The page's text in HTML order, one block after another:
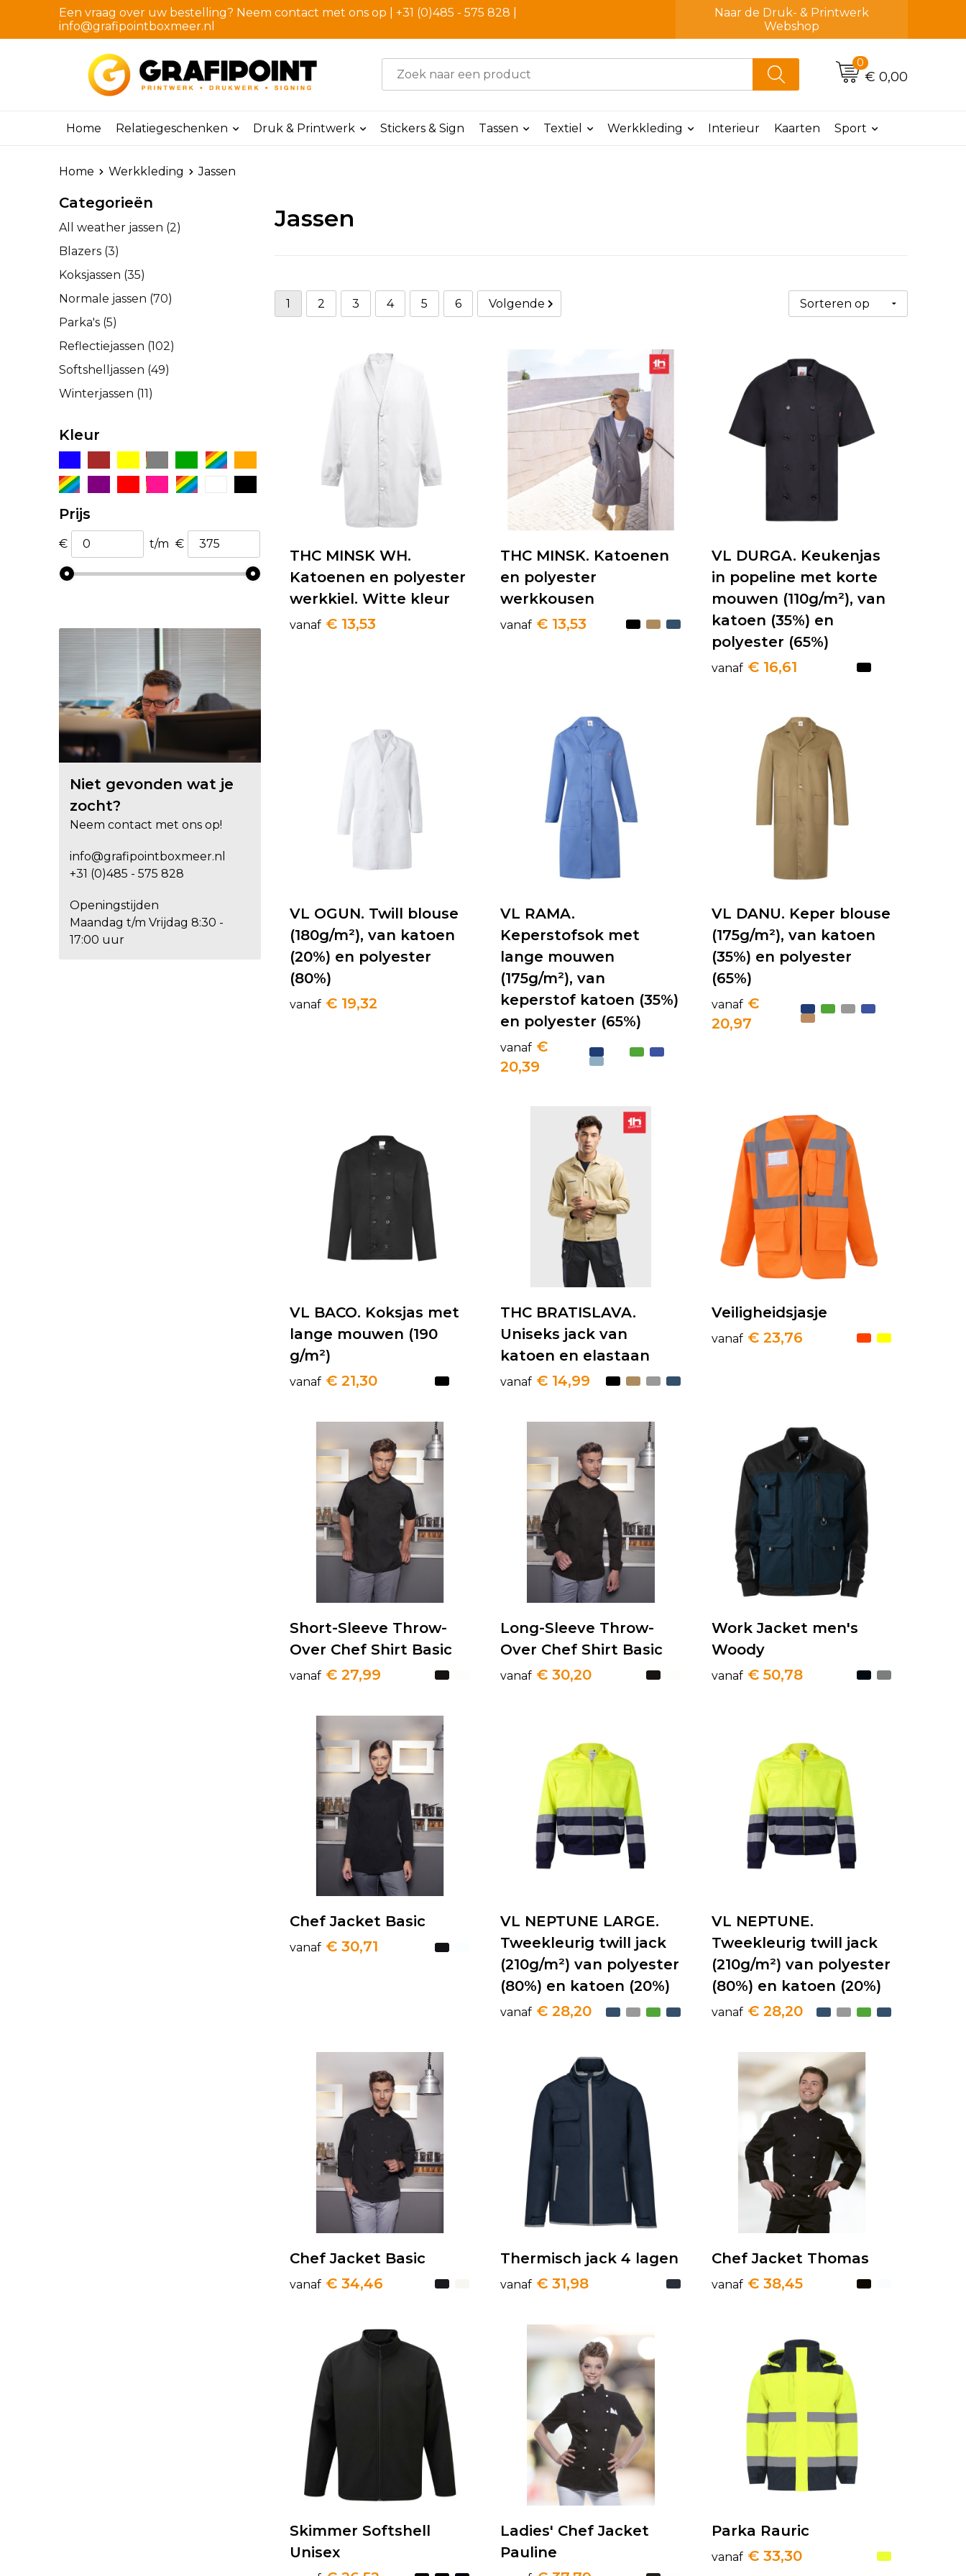
Een vraag over uw bestelling? Neem contact met ons op | +31 (0)485 - 575 828 |
info@grafipointboxmeer.nl
Naar de Druk- & Printwerk
Webshop
0
€ 0,00
Home Relatiegeschenken Druk & Printwerk Stickers & Sign Tassen Textiel Werkkleding Interieur Kaarten Sport
Home Werkkleding Jassen
Categorieën
All weather jassen (2)
Blazers (3)
Koksjassen (35)
Normale jassen (70)
Parka's (5)
Reflectiejassen (102)
Softshelljassen (49)
Winterjassen (11)
Kleur
Prijs
€ t/m €
Niet gevonden wat je
zocht?
Neem contact met ons op!
info@grafipointboxmeer.nl
+31 (0)485 - 575 828
Openingstijden
Maandag t/m Vrijdag 8:30 -
17:00 uur
Jassen
1 2 3 4 5 6 Volgende
THC MINSK WH.
Katoenen en polyester
werkkiel. Witte kleur
vanaf € 13,53
THC MINSK. Katoenen
en polyester
werkkousen
vanaf € 13,53
VL DURGA. Keukenjas
in popeline met korte
mouwen (110g/m²), van
katoen (35%) en
polyester (65%)
vanaf € 16,61
VL OGUN. Twill blouse
(180g/m²), van katoen
(20%) en polyester
(80%)
vanaf € 19,32
VL RAMA.
Keperstofsok met
lange mouwen
(175g/m²), van
keperstof katoen (35%)
en polyester (65%)
vanaf €
20,39
VL DANU. Keper blouse
(175g/m²), van katoen
(35%) en polyester
(65%)
vanaf €
20,97
VL BACO. Koksjas met
lange mouwen (190
g/m²)
vanaf € 21,30
THC BRATISLAVA.
Uniseks jack van
katoen en elastaan
vanaf € 14,99
Veiligheidsjasje
vanaf € 23,76
Short-Sleeve Throw-
Over Chef Shirt Basic
vanaf € 27,99
Long-Sleeve Throw-
Over Chef Shirt Basic
vanaf € 30,20
Work Jacket men's
Woody
vanaf € 50,78
Chef Jacket Basic
vanaf € 30,71
VL NEPTUNE LARGE.
Tweekleurig twill jack
(210g/m²) van polyester
(80%) en katoen (20%)
vanaf € 28,20
VL NEPTUNE.
Tweekleurig twill jack
(210g/m²) van polyester
(80%) en katoen (20%)
vanaf € 28,20
Chef Jacket Basic
vanaf € 34,46
Thermisch jack 4 lagen
vanaf € 31,98
Chef Jacket Thomas
vanaf € 38,45
Skimmer Softshell
Unisex
Ladies' Chef Jacket
Pauline
Parka Rauric
vanaf € 33,30